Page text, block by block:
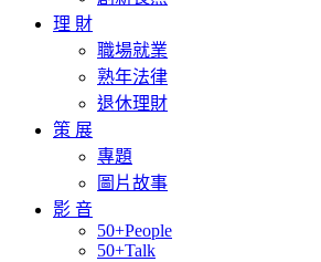
理 財
職場就業
熟年法律
退休理財
策 展
專題
圖片故事
影 音
50+People
50+Talk